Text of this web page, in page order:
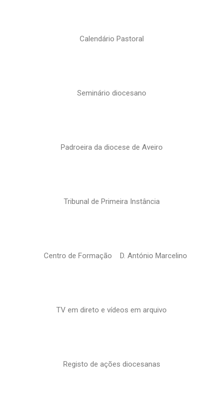
Calendário Pastoral
Seminário diocesano
Padroeira da diocese de Aveiro
Tribunal de Primeira Instância
Centro de Formação D. António Marcelino
TV em direto e vídeos em arquivo
Registo de ações diocesanas